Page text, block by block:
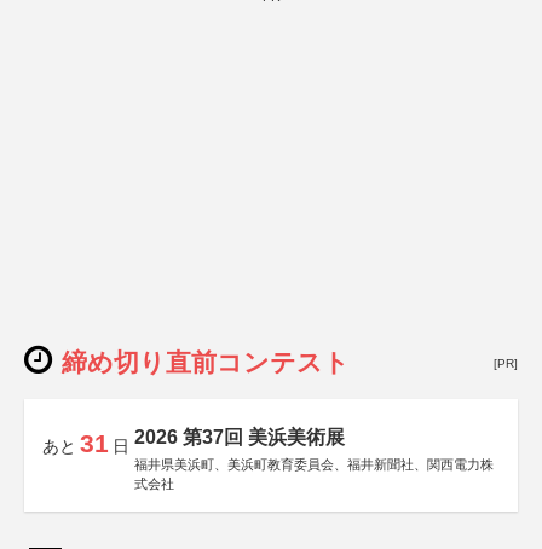
締め切り直前コンテスト [PR]
あと 31 日 2026 第37回 美浜美術展
福井県美浜町、美浜町教育委員会、福井新聞社、関西電力株
式会社